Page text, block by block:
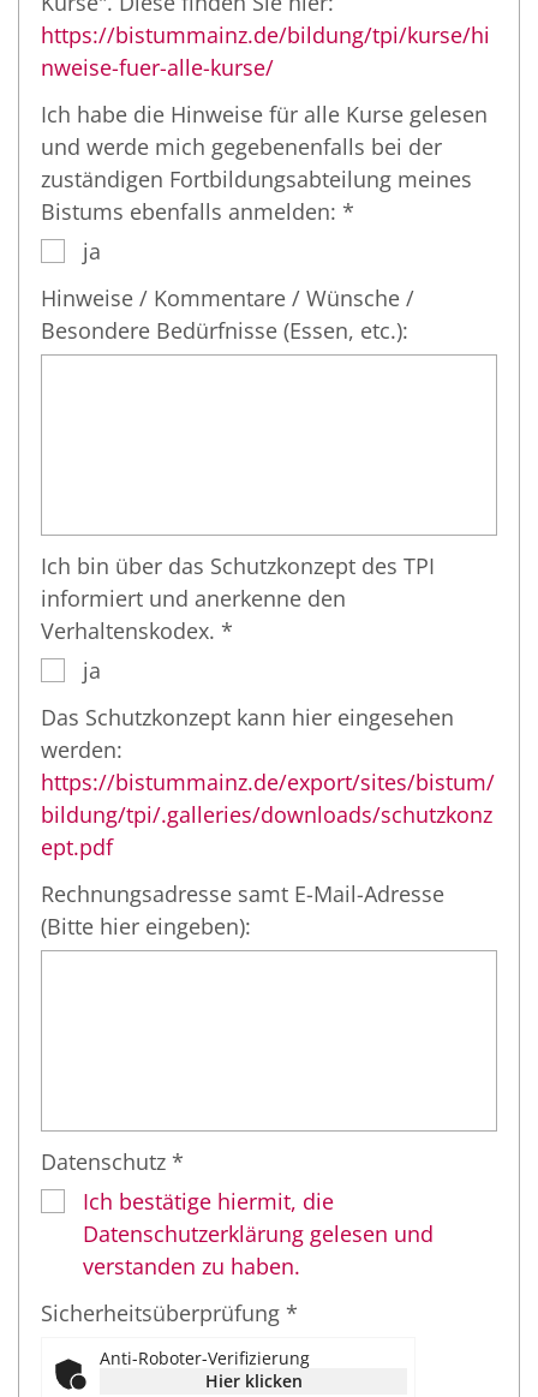
https://bistummainz.de/bildung/tpi/kurse/hi
nweise-fuer-alle-kurse/
Ich habe die Hinweise für alle Kurse gelesen
und werde mich gegebenenfalls bei der
zuständigen Fortbildungsabteilung meines
Bistums ebenfalls anmelden: *
ja
Hinweise / Kommentare / Wünsche /
Besondere Bedürfnisse (Essen, etc.):
Ich bin über das Schutzkonzept des TPI
informiert und anerkenne den
Verhaltenskodex. *
ja
Das Schutzkonzept kann hier eingesehen
werden:
https://bistummainz.de/export/sites/bistum/
bildung/tpi/.galleries/downloads/schutzkonz
ept.pdf
Rechnungsadresse samt E-Mail-Adresse
(Bitte hier eingeben):
Datenschutz *
Ich bestätige hiermit, die
Datenschutzerklärung gelesen und
verstanden zu haben.
Sicherheitsüberprüfung *
Anti-Roboter-Verifizierung
Hier klicken